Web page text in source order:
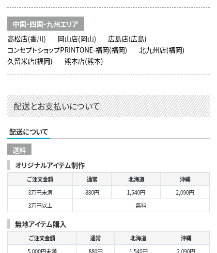
中国・四国・九州エリア
高松店(香川)
岡山店(岡山)
広島店(広島)
コンセプトショップPRINTONE-福岡(福岡)
北九州店(福岡)
久留米店(福岡)
熊本店(熊本)
配送とお支払いについて
配送について
送料
オリジナルアイテム制作
ご注文金額 通常 北海道
沖縄
3万円未満
880円 1,540円
2,090円
3万円以上
無料
無地アイテム購入
ご注文金額 通常 北海道
沖縄
5,000円未満
880円 1,540円
2,090円